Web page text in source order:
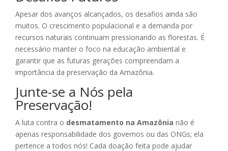
Apesar dos avanços alcançados, os desafios ainda são
muitos. O crescimento populacional e a demanda por
recursos naturais continuam pressionando as florestas. É
necessário manter o foco na educação ambiental e
garantir que as futuras gerações compreendam a
importância da preservação da Amazônia.
Junte-se a Nós pela
Preservação!
A luta contra o desmatamento na Amazônia não é
apenas responsabilidade dos governos ou das ONGs; ela
pertence a todos nós! Cada doação feita pode ajudar